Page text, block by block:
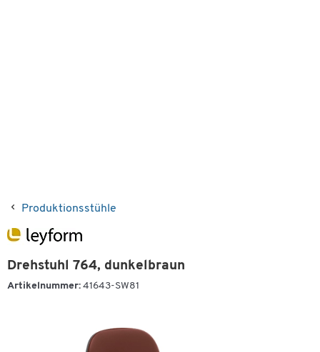
Produktionsstühle
Drehstuhl 764, dunkelbraun
Artikelnummer: 41643-SW81